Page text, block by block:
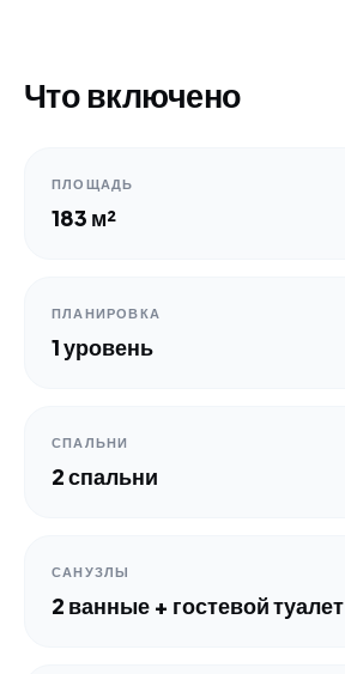
Что включено
ПЛОЩАДЬ
183 м²
ПЛАНИРОВКА
1 уровень
СПАЛЬНИ
2 спальни
САНУЗЛЫ
2 ванные + гостевой туалет